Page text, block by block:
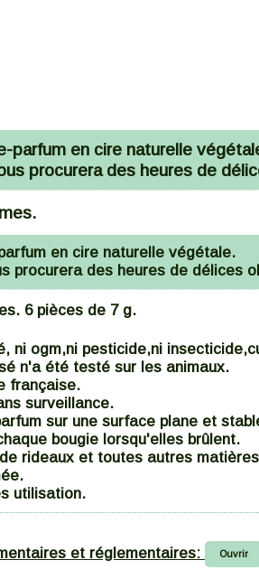
parfum en cire naturelle
procurera des heures de
en cire naturelle végétale.
procurera des heures de délices
6 pièces de 7 g.
ni ogm,ni pesticide,ni
n'a été testé sur les animaux.
française.
surveillance.
sur une surface plane et
bougie lorsqu'elles brûlent.
rideaux et toutes autres
utilisation.
et réglementaires: Ouvrir